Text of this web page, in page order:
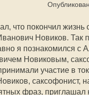
что покончил жизнь
Новиков. Так
я познакомился с
Новиковым,
участие в
саксофонист,
фраз, приглашал